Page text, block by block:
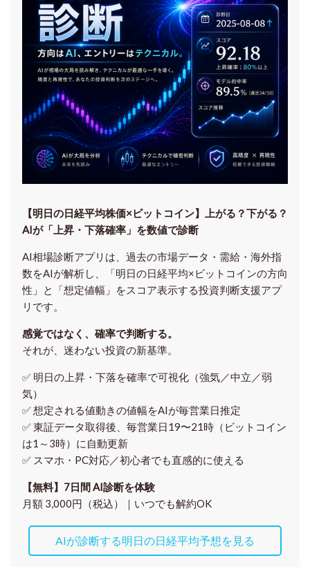
【明日の⽇経平均株価×ビットコイン】上がる？下がる？
AIが「上昇・下落確率」を数値で診断
AI相場診断アプリは、過去の市場データ・需給・海外指
数をAIが解析し、「明日の日経平均×ビットコインの方向
性」と「想定値幅」をスコア表示する投資判断支援アプ
リです。
感覚ではなく、確率で判断する。
それが、迷わない投資の新基準。
✅ 明日の上昇・下落を確率で可視化（強気／中立／弱
気）
✅ 想定される値動きの値幅をAIが毎営業日推定
✅ 東証データ取得後、 毎営業日19〜21時（ビットコイン
は1～3時）に自動更新
✅ スマホ・PC対応／初心者でも直感的に使える
【無料】7日間 AI診断を体験
月額 3,000円（税込）｜いつでも解約OK
AIが診断する明日の日経平均予想を見る